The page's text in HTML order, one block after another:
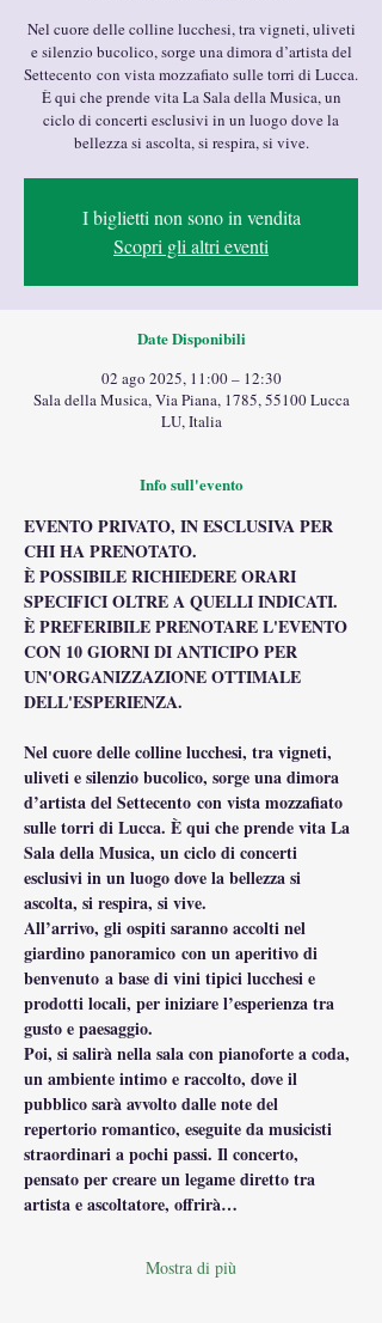
Nel cuore delle colline lucchesi, tra vigneti, uliveti
e silenzio bucolico, sorge una dimora d’artista del
Settecento con vista mozzafiato sulle torri di Lucca.
È qui che prende vita La Sala della Musica, un
ciclo di concerti esclusivi in un luogo dove la
bellezza si ascolta, si respira, si vive.
I biglietti non sono in vendita
Scopri gli altri eventi
Date Disponibili
02 ago 2025, 11:00 – 12:30
Sala della Musica, Via Piana, 1785, 55100 Lucca
LU, Italia
Info sull'evento
EVENTO PRIVATO, IN ESCLUSIVA PER
CHI HA PRENOTATO.
È POSSIBILE RICHIEDERE ORARI
SPECIFICI OLTRE A QUELLI INDICATI.
È PREFERIBILE PRENOTARE L'EVENTO
CON 10 GIORNI DI ANTICIPO PER
UN'ORGANIZZAZIONE OTTIMALE
DELL'ESPERIENZA.
Nel cuore delle colline lucchesi, tra vigneti,
uliveti e silenzio bucolico, sorge una dimora
d’artista del Settecento con vista mozzafiato
sulle torri di Lucca. È qui che prende vita La
Sala della Musica, un ciclo di concerti
esclusivi in un luogo dove la bellezza si
ascolta, si respira, si vive.
All’arrivo, gli ospiti saranno accolti nel
giardino panoramico con un aperitivo di
benvenuto a base di vini tipici lucchesi e
prodotti locali, per iniziare l’esperienza tra
gusto e paesaggio.
Poi, si salirà nella sala con pianoforte a coda,
un ambiente intimo e raccolto, dove il
pubblico sarà avvolto dalle note del
repertorio romantico, eseguite da musicisti
straordinari a pochi passi. Il concerto,
pensato per creare un legame diretto tra
artista e ascoltatore, offrirà…
Mostra di più